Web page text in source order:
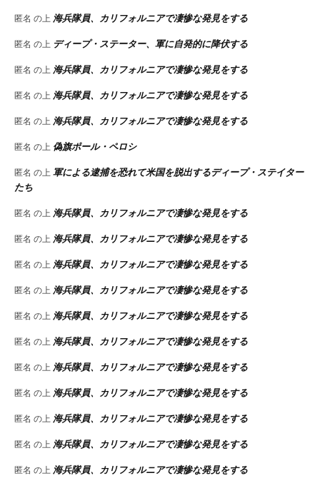
匿名 の上 海兵隊員、カリフォルニアで凄惨な発見をする
匿名 の上 ディープ・ステーター、軍に自発的に降伏する
匿名 の上 海兵隊員、カリフォルニアで凄惨な発見をする
匿名 の上 海兵隊員、カリフォルニアで凄惨な発見をする
匿名 の上 海兵隊員、カリフォルニアで凄惨な発見をする
匿名 の上 偽旗ポール・ペロシ
匿名 の上 軍による逮捕を恐れて米国を脱出するディープ・ステイター
たち
匿名 の上 海兵隊員、カリフォルニアで凄惨な発見をする
匿名 の上 海兵隊員、カリフォルニアで凄惨な発見をする
匿名 の上 海兵隊員、カリフォルニアで凄惨な発見をする
匿名 の上 海兵隊員、カリフォルニアで凄惨な発見をする
匿名 の上 海兵隊員、カリフォルニアで凄惨な発見をする
匿名 の上 海兵隊員、カリフォルニアで凄惨な発見をする
匿名 の上 海兵隊員、カリフォルニアで凄惨な発見をする
匿名 の上 海兵隊員、カリフォルニアで凄惨な発見をする
匿名 の上 海兵隊員、カリフォルニアで凄惨な発見をする
匿名 の上 海兵隊員、カリフォルニアで凄惨な発見をする
匿名 の上 海兵隊員、カリフォルニアで凄惨な発見をする